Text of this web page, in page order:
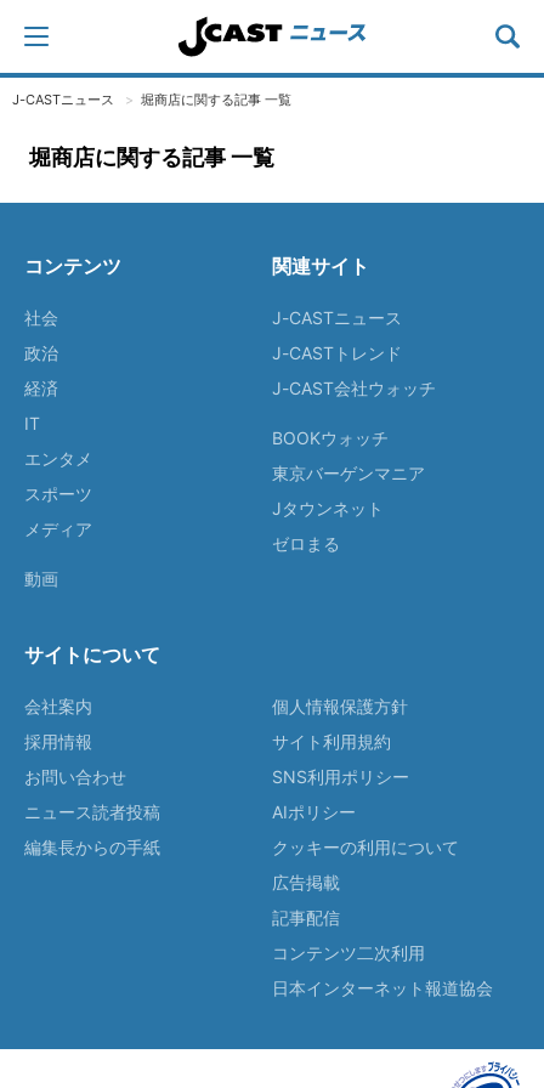
J-CASTニュース 堀商店に関する記事 一覧
堀商店に関する記事 一覧
コンテンツ
社会
政治
経済
IT
エンタメ
スポーツ
メディア
動画
関連サイト
J-CASTニュース
J-CASTトレンド
J-CAST会社ウォッチ
BOOKウォッチ
東京バーゲンマニア
Jタウンネット
ゼロまる
サイトについて
会社案内
採用情報
お問い合わせ
ニュース読者投稿
編集長からの手紙
個人情報保護方針
サイト利用規約
SNS利用ポリシー
AIポリシー
クッキーの利用について
広告掲載
記事配信
コンテンツ二次利用
日本インターネット報道協会